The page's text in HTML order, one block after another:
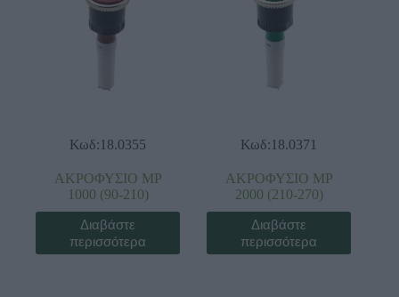
Κωδ:18.0355
ΑΚΡΟΦΥΣΙΟ ΜΡ
1000 (90-210)
Διαβάστε
περισσότερα
Κωδ:18.0371
ΑΚΡΟΦΥΣΙΟ ΜΡ
2000 (210-270)
Διαβάστε
περισσότερα